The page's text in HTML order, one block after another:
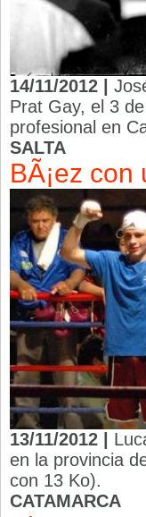
14/11/2012 |
Prat Gay, el 3
profesional en
SALTA
BÃ¡ez
13/11/2012 |
en la provincia
con 13 Ko).
CATAMARCA